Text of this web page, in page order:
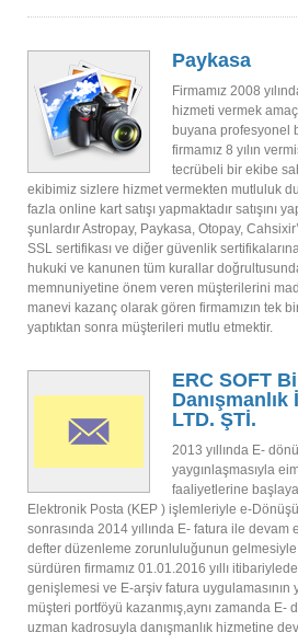
Paykasa
Firmamız 2008
hizmeti vermek
buyana profesyonel
firmamız 8 yılın
tecrübeli bir ekibe
ekibimiz sizlere hizmet vermekten mutluluk
fazla online kart satışı yapmaktadır satışını
şunlardır Astropay, Paykasa, Otopay,
SSL sertifikası ve diğer güvenlik
hukuki ve kanunen tüm kurallar
memnuniyetine önem veren müşterilerini
manevi kazanç olarak gören firmamızın tek
yaptıktan sonra müşterileri mutlu etmektir.
ERC SOFT
LTD. ŞTİ.
2013 yıllında E-
yaygınlaşmasıyla
faaliyetlerine
Elektronik Posta (KEP ) işlemleriyle e-
sonrasında 2014 yıllında E- fatura ile devam
defter düzenleme zorunluluğunun
sürdüren firmamız 01.01.2016 yıllı
genişlemesi ve E-arşiv fatura
müşteri portföyü kazanmış,aynı zamanda
uzman kadrosuyla danışmanlık hizmetine